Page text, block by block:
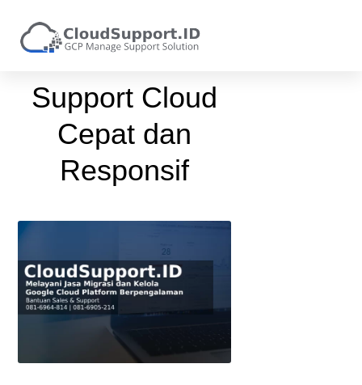
Support Cloud
Cepat dan
Responsif